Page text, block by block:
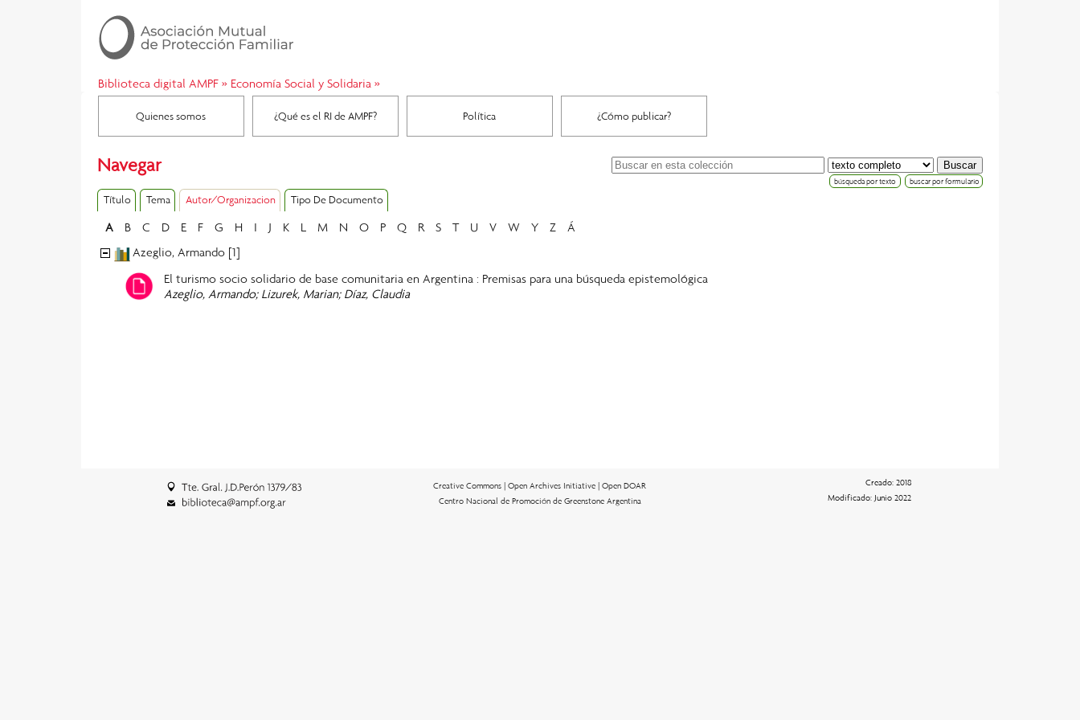
Biblioteca digital AMPF» Economía Social y Solidaria »
Quienes somos ¿Qué es el RI de AMPF? Política ¿Cómo publicar?
Navegar
búsqueda por texto buscar por formulario
Título Tema Autor/Organizacion Tipo De Documento
A B C D E F G H I J K L M N O P Q R S T U V W Y Z
Á
Azeglio, Armando [1]
El turismo socio solidario de base comunitaria en Argentina : Premisas para una búsqueda epistemológica
Azeglio, Armando; Lizurek, Marian; Díaz, Claudia
Creative Commons |Open Archives Initiative |Open DOAR
Centro Nacional de Promoción de Greenstone Argentina
Creado: 2018
Modificado: Junio 2022